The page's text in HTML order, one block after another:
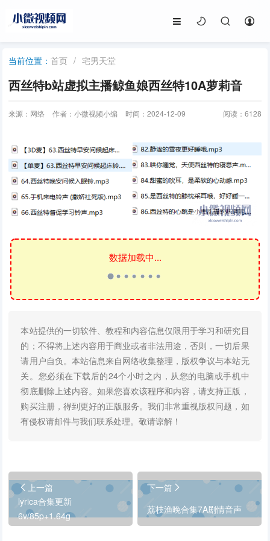
当前位置：首页 / 宅男天堂
西丝特b站虚拟主播鲸鱼娘西丝特10A萝莉音
来源：网络 作者：小微视频小编 时间：2024-12-09 阅读： 6128
数据加载中...
本站提供的一切软件、教程和内容信息仅限用于学习和研究目
的；不得将上述内容用于商业或者非法用途，否则，一切后果
请用户自负。本站信息来自网络收集整理，版权争议与本站无
关。您必须在下载后的24个小时之内，从您的电脑或手机中
彻底删除上述内容。如果您喜欢该程序和内容，请支持正版，
购买注册，得到更好的正版服务。我们非常重视版权问题，如
有侵权请邮件与我们联系处理。敬请谅解！
上一篇
lyrica合集更新
6v/85p+1.64g
下一篇
荔枝渔晚合集7A剧情音声